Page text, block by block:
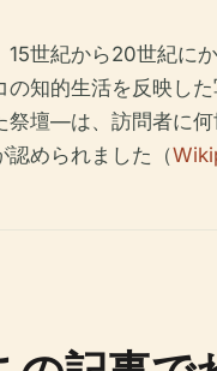
世紀から20世紀
の知的生活を反映し
祭壇—は、訪問者に
認められました（